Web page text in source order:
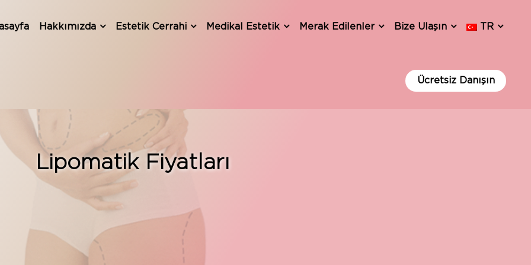
Hakkımızda Estetik Cerrahi Medikal Estetik Merak Edilenler Bize Ulaşın TR
Ücretsiz Danışın
Lipomatik Fiyatları